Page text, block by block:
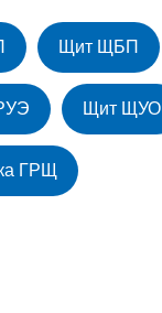
Щит ЩБП
Щит ЩУО
ГРЩ